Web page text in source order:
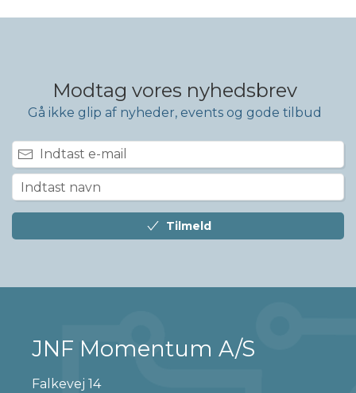
Modtag vores nyhedsbrev
Gå ikke glip af nyheder, events og gode tilbud
Tilmeld
JNF Momentum A/S
Falkevej 14